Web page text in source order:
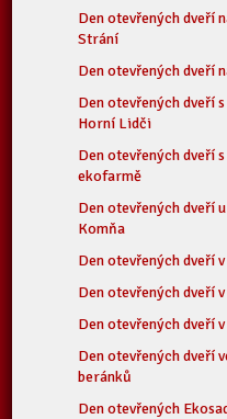
Den otevřených dveří
Strání
Den otevřených dveří
Den otevřených dveří
Horní Lidči
Den otevřených dveří
ekofarmě
Den otevřených dveří
Komňa
Den otevřených dveří
Den otevřených dveří
Den otevřených dveří
Den otevřených dveří
beránků
Den otevřených